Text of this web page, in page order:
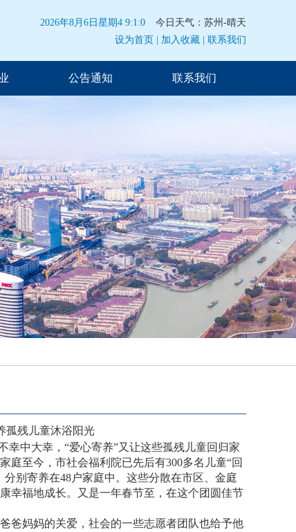
2026年8月6日星期4 9:1:0
今日天气：苏州-晴天
设为首页 |
加入收藏 | 联系我们
公告通知 联系我们
孤残儿童沐浴阳光
中大幸，“爱心寄养”又让这些孤残儿童回归家
庭至今，市社会福利院已先后有300多名儿童“回
别寄养在48户家庭中。这些分散在市区、金庭
幸福地成长。又是一年春节至，在这个团圆佳节
爸妈妈的关爱，社会的一些志愿者团队也给予他